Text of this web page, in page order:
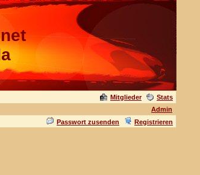
Mitglieder
Stats
Admin
Passwort zusenden Registrieren